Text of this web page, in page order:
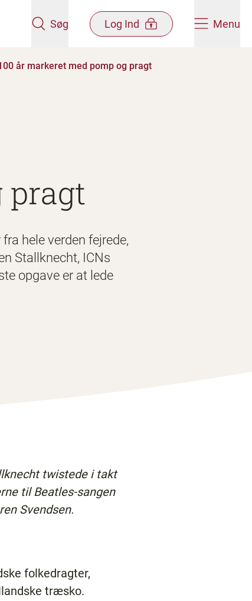
Søg Log Ind Menu
år markeret med pomp og pragt
pragt
hele verden fejrede,
Stallknecht, ICNs
opgave er at lede
twistede i takt
til Beatles-sangen
Svendsen.
folkedragter,
træsko.